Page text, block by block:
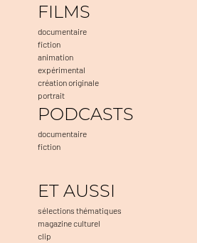
FILMS
documentaire
fiction
animation
expérimental
création originale
portrait
PODCASTS
documentaire
fiction
ET AUSSI
sélections thématiques
magazine culturel
clip